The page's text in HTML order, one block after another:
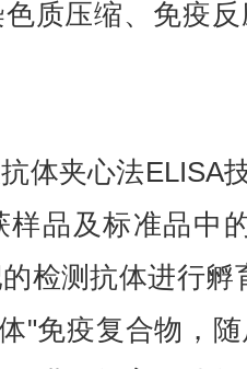
质压缩、免疫
体夹心法ELISA
品及标准品中
检测抗体进行孵
"免疫复合物，